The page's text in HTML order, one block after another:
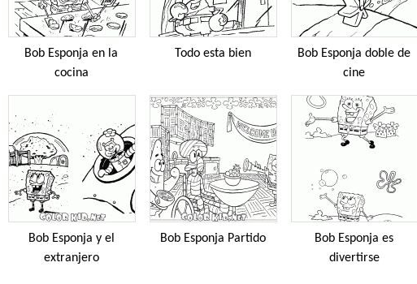
Bob Esponja en la
cocina
Todo esta bien
Bob Esponja doble de
cine
Bob Esponja y el
extranjero
Bob Esponja Partido
Bob Esponja es
divertirse